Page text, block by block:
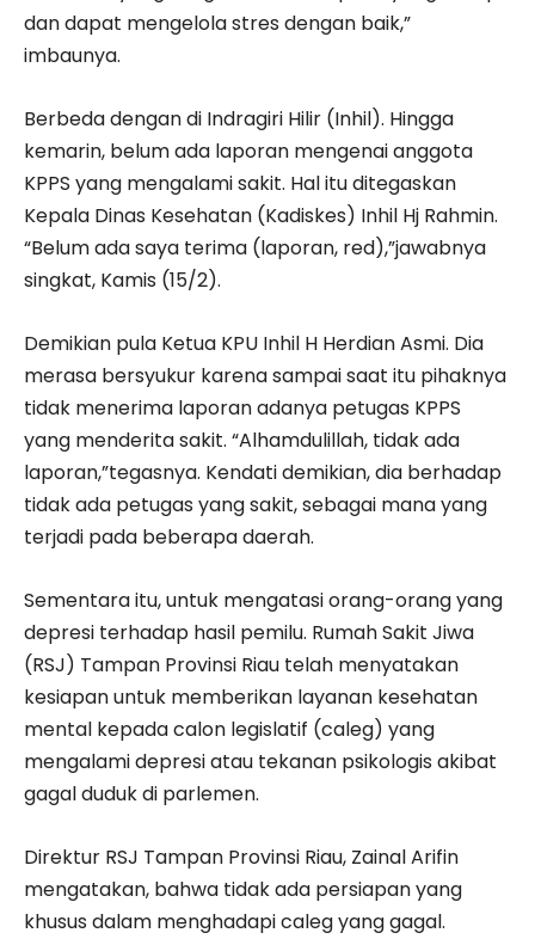
dan dapat mengelola stres dengan baik,”
imbaunya.
Berbeda dengan di Indragiri Hilir (Inhil). Hingga
kemarin, belum ada laporan mengenai anggota
KPPS yang mengalami sakit. Hal itu ditegaskan
Kepala Dinas Kesehatan (Kadiskes) Inhil Hj Rahmin.
“Belum ada saya terima (laporan, red),”jawabnya
singkat, Kamis (15/2).
Demikian pula Ketua KPU Inhil H Herdian Asmi. Dia
merasa bersyukur karena sampai saat itu pihaknya
tidak menerima laporan adanya petugas KPPS
yang menderita sakit. “Alhamdulillah, tidak ada
laporan,”tegasnya. Kendati demikian, dia berhadap
tidak ada petugas yang sakit, sebagai mana yang
terjadi pada beberapa daerah.
Sementara itu, untuk mengatasi orang-orang yang
depresi terhadap hasil pemilu. Rumah Sakit Jiwa
(RSJ) Tampan Provinsi Riau telah menyatakan
kesiapan untuk memberikan layanan kesehatan
mental kepada calon legislatif (caleg) yang
mengalami depresi atau tekanan psikologis akibat
gagal duduk di parlemen.
Direktur RSJ Tampan Provinsi Riau, Zainal Arifin
mengatakan, bahwa tidak ada persiapan yang
khusus dalam menghadapi caleg yang gagal.